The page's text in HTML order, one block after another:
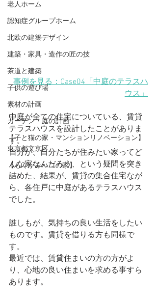
老人ホーム
認知症グループホーム
北欧の建築デザイン
建築・家具・造作の匠の技
茶道と建築
子供の遊び場
素材の計画
ガーデン・庭の計画
【子と猫の家・マンションリノベーション】
東京都文京区
【もくかみハコの家】
事例を見る：Case04「中庭のテラスハ
ウス」
中庭が全ての住宅についている、賃貸
テラスハウスを設計したことがありま
す。
自分が、自分たちが住みたい家ってど
んな家なんだろう、という疑問を突き
詰めた、結果が、賃貸の集合住宅なが
ら、各住戸に中庭があるテラスハウス
でした。
誰しもが、気持ちの良い生活をしたい
ものです。賃貸を借りる方も同様で
す。
最近では、賃貸住まいの方の方がよ
り、心地の良い住まいを求める事すら
あります。